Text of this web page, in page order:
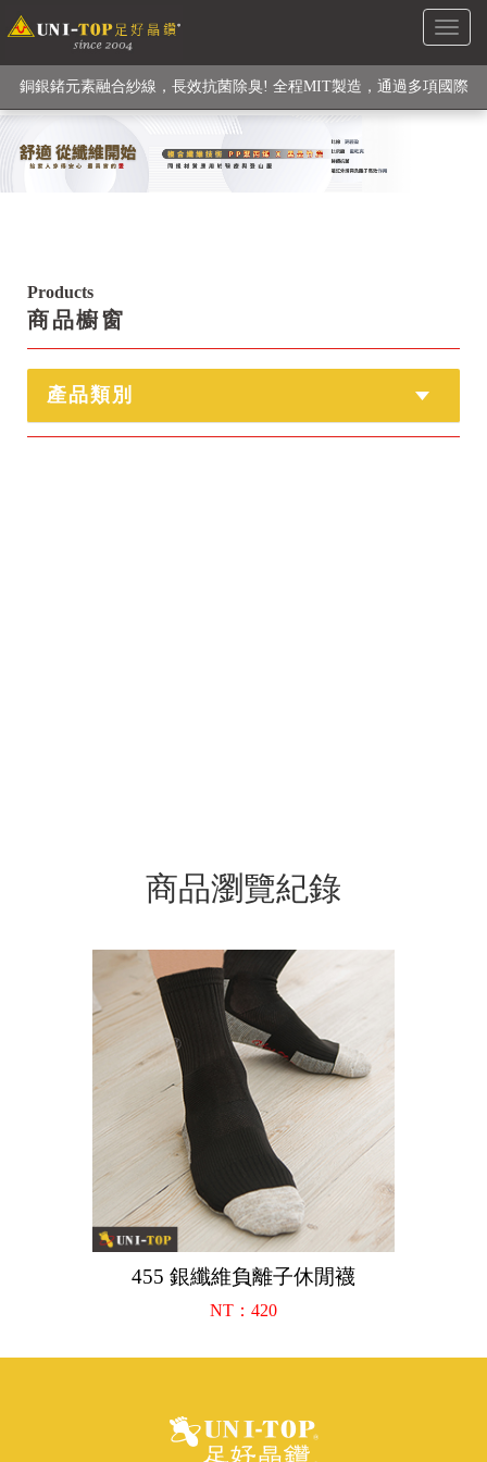
Toggle
級高性能纖維素材), 機能貼身衣物No. 1
銅銀鍺元素融合紗線，長效抗菌除臭! 全程MIT製造，通過多項國際
檢驗
【快來點我】H型銅銀纖維長效PP能量護膝! 支撐. 包覆感. 超透氣.
Products
商品櫥窗
產品類別
商品瀏覽紀錄
455 銀纖維負離子休閒襪
NT：420